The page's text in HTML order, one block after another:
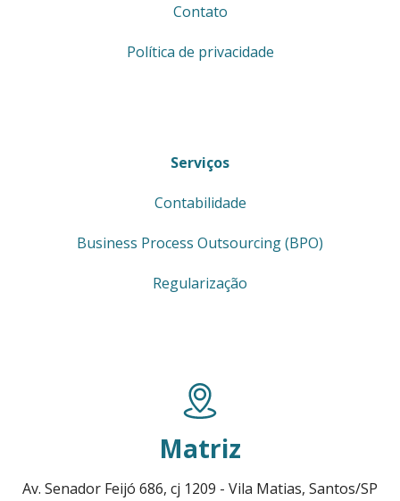
Contato
Política de privacidade
Serviços
Contabilidade
Business Process Outsourcing (BPO)
Regularização
Matriz
Av. Senador Feijó 686, cj 1209 - Vila Matias, Santos/SP